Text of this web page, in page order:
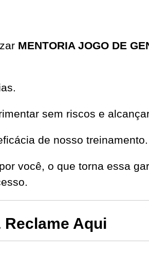
MENTORIA JOGO DE
sem riscos e
de nosso treinamento.
você, o que torna essa
Reclame Aqui